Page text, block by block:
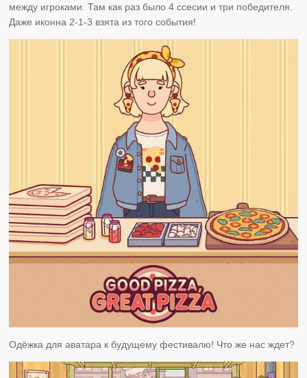
между игроками. Там как раз было 4 ссесии и три победителя.
Даже иконна 2-1-3 взята из того события!
Одёжка для аватара к будущему фестивалю! Что же нас ждет?